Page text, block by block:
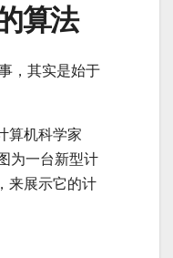
算法
，其实是始于
算机科学家
为一台新型计
来展示它的计